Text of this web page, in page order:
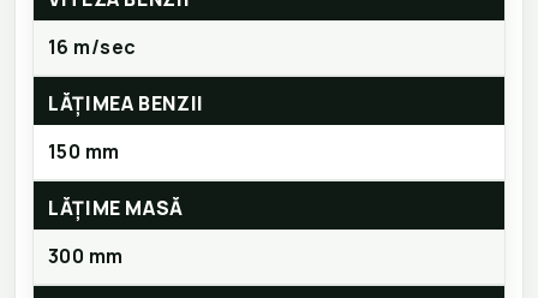
16 m/sec
LĂȚIMEA BENZII
150 mm
LĂȚIME MASĂ
300 mm